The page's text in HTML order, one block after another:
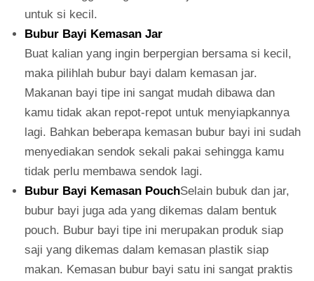
untuk si kecil.
Bubur Bayi Kemasan Jar
Buat kalian yang ingin berpergian bersama si kecil,
maka pilihlah bubur bayi dalam kemasan jar.
Makanan bayi tipe ini sangat mudah dibawa dan
kamu tidak akan repot-repot untuk menyiapkannya
lagi. Bahkan beberapa kemasan bubur bayi ini sudah
menyediakan sendok sekali pakai sehingga kamu
tidak perlu membawa sendok lagi.
Bubur Bayi Kemasan PouchSelain bubuk dan jar,
bubur bayi juga ada yang dikemas dalam bentuk
pouch. Bubur bayi tipe ini merupakan produk siap
saji yang dikemas dalam kemasan plastik siap
makan. Kemasan bubur bayi satu ini sangat praktis